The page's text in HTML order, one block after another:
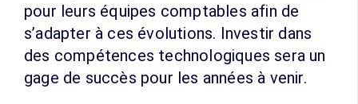
pour leurs équipes comptables afin de
s’adapter à ces évolutions. Investir dans
des compétences technologiques sera un
gage de succès pour les années à venir.